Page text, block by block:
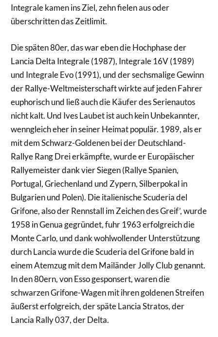
Integrale kamen ins Ziel, zehn fielen aus oder
überschritten das Zeitlimit.
Die späten 80er, das war eben die Hochphase der
Lancia Delta Integrale (1987), Integrale 16V (1989)
und Integrale Evo (1991), und der sechsmalige Gewinn
der Rallye-Weltmeisterschaft wirkte auf jeden Fahrer
euphorisch und ließ auch die Käufer des Serienautos
nicht kalt. Und Ives Laubet ist auch kein Unbekannter,
wenngleich eher in seiner Heimat populär. 1989, als er
mit dem Schwarz-Goldenen bei der Deutschland-
Rallye Rang Drei erkämpfte, wurde er Europäischer
Rallyemeister dank vier Siegen (Rallye Spanien,
Portugal, Griechenland und Zypern, Silberpokal in
Bulgarien und Polen). Die italienische Scuderia del
Grifone, also der Rennstall im Zeichen des Greif’, wurde
1958 in Genua gegründet, fuhr 1963 erfolgreich die
Monte Carlo, und dank wohlwollender Unterstützung
durch Lancia wurde die Scuderia del Grifone bald in
einem Atemzug mit dem Mailänder Jolly Club genannt.
In den 80ern, von Esso gesponsert, waren die
schwarzen Grifone-Wagen mit ihren goldenen Streifen
äußerst erfolgreich, der späte Lancia Stratos, der
Lancia Rally 037, der Delta.